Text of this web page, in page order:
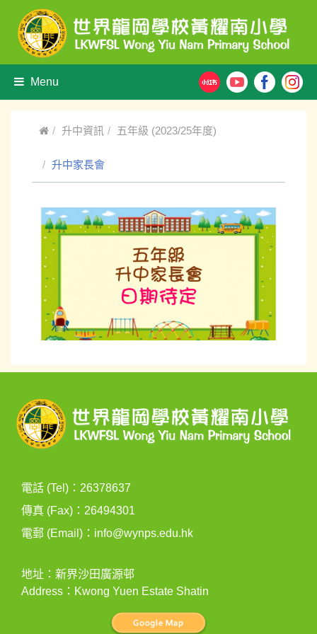
Menu
升中資訊 五年級 (2023/25年度)
升中家長會
電話 (Tel)：26378637
傳真 (Fax)：26494301
電郵 (Email)： info@wynps.edu.hk
地址：新界沙田廣源邨
Address：Kwong Yuen Estate Shatin